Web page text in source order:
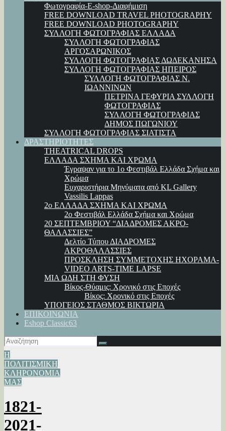
Φωτογραφία-E-shop-Διαφήμιση
FREE DOWNLOAD TRAVEL PHOTOGRAPHY
FREE DOWNLOAD PHOTOGRAPHY
ΣΥΛΛΟΓΗ ΦΩΤΟΓΡΑΦΙΑΣ ΕΛΛΑΔΑ
ΣΥΛΛΟΓΗ ΦΩΤΟΓΡΑΦΙΑΣ
ΑΡΓΟΣΑΡΩΝΙΚΟΣ
ΣΥΛΛΟΓΗ ΦΩΤΟΓΡΑΦΙΑΣ ΔΩΔΕΚΑΝΗΣΑ
ΣΥΛΛΟΓΗ ΦΩΤΟΓΡΑΦΙΑΣ ΗΠΕΙΡΟΣ
ΣΥΛΛΟΓΗ ΦΩΤΟΓΡΑΦΙΑΣ Ν.
ΙΩΑΝΝΙΝΩΝ
ΠΕΤΡΙΝΑ ΓΕΦΥΡΙΑ ΣΥΛΛΟΓΗ
ΦΩΤΟΓΡΑΦΙΑΣ
ΣΥΛΛΟΓΗ ΦΩΤΟΓΡΑΦΙΑΣ
ΔΗΜΟΣ ΠΩΓΩΝΙΟΥ
ΣΥΛΛΟΓΗ ΦΩΤΟΓΡΑΦΙΑΣ ΣΙΑΤΙΣΤΑ
ΔΡΑΣΤΗΡΙΟΤΗΤΕΣ
THEATRICAL DROPS
ΕΛΛΑΔΑ ΣΧΗΜΑ ΚΑΙ ΧΡΩΜΑ
Έγραψαν για το 1ο Φεστιβάλ Ελλάδα Σχήμα και
Χρώμα
Ευχαριστήρια Μηνύματα από KL Gallery
Vassilis Lappas
2ο ΕΛΛΑΔΑ ΣΧΗΜΑ ΚΑΙ ΧΡΩΜΑ
2ο Φεστιβάλ Ελλάδα Σχήμα και Χρώμα
20 ΣΕΠΤΕΜΒΡΙΟΥ “ΔΙΑΔΡΟΜΕΣ ΑΚΡΟ-
ΘΑΛΑΣΣΙΕΣ”
Δελτίο Τύπου ΔΙΑΔΡΟΜΕΣ
ΑΚΡΟΘΑΛΑΣΣΙΕΣ
ΠΡΟΣΚΛΗΣΗ ΣΥΜΜΕΤΟΧΗΣ ΗΧΟΡΑΜΑ-
VIDEO ARTS-TIME LAPSE
ΜΙΑ ΩΔΗ ΣΤΗ ΦΥΣΗ
Βίκος-Θύαμις: Χρονικό στις Εποχές
Βίκος: Χρονικό στις Εποχές
ΥΠΟΓΕΙΟΣ ΣΤΑΘΜΟΣ ΒΙΚΤΩΡΙΑ
ΕΠΙΚΟΙΝΩΝΙΑ
Eshop Classic63
Η
ΠΟΛΙΤΙΣΜΙΚΗ
ΚΛΗΡΟΝΟΜΙΑ
ΜΑΣ
1821-
2021-